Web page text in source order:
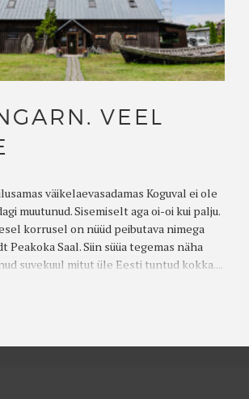
VEEL
väikelaevasadamas Koguval ei ole
muutunud. Sisemiselt aga oi-oi kui palju.
korrusel on nüüd peibutava nimega
Peakoka Saal. Siin süüa tegemas näha
suvekuul mitut üle Eesti tuntud kokka....